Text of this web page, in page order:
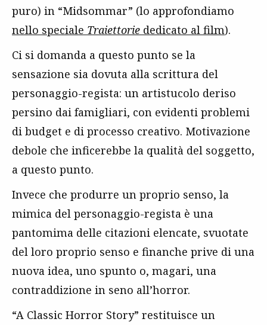
puro) in “Midsommar” (lo approfondiamo
nello speciale Traiettorie dedicato al film).
Ci si domanda a questo punto se la
sensazione sia dovuta alla scrittura del
personaggio-regista: un artistucolo deriso
persino dai famigliari, con evidenti problemi
di budget e di processo creativo. Motivazione
debole che inficerebbe la qualità del soggetto,
a questo punto.
Invece che produrre un proprio senso, la
mimica del personaggio-regista è una
pantomima delle citazioni elencate, svuotate
del loro proprio senso e finanche prive di una
nuova idea, uno spunto o, magari, una
contraddizione in seno all’horror.
“A Classic Horror Story” restituisce un